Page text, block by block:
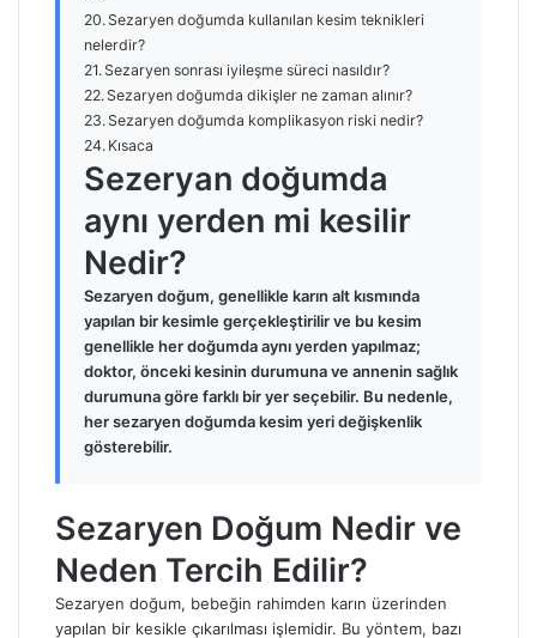
Sezaryen doğumda kullanılan kesim teknikleri
nelerdir?
Sezaryen sonrası iyileşme süreci nasıldır?
Sezaryen doğumda dikişler ne zaman alınır?
Sezaryen doğumda komplikasyon riski nedir?
Kısaca
Sezeryan doğumda
aynı yerden mi kesilir
Nedir?
Sezaryen doğum, genellikle karın alt kısmında
yapılan bir kesimle gerçekleştirilir ve bu kesim
genellikle her doğumda aynı yerden yapılmaz;
doktor, önceki kesinin durumuna ve annenin sağlık
durumuna göre farklı bir yer seçebilir. Bu nedenle,
her sezaryen doğumda kesim yeri değişkenlik
gösterebilir.
Sezaryen Doğum Nedir ve
Neden Tercih Edilir?
Sezaryen doğum, bebeğin rahimden karın üzerinden
yapılan bir kesikle çıkarılması işlemidir. Bu yöntem, bazı